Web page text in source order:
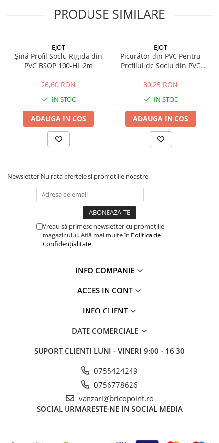
Reparare Beton, Subturnări și
Mortare Speciale
Gleturi
Profile Decorative
Ancadramente Uși și Ferestre
Solbancuri / Pervaze
Termosistem Decorativ
Brâuri Decorative
Plinte
Panouri Decorative 3D
Accesorii Montaj
Glafuri din Ceramică
Glafuri din Aluminiu
Tapet Fibră de Sticlă
Capace de Gard
Coșuri și Tubulatură Evacuare
PRODUSE SIMILARE
EJOT
Șină Profil Soclu Rigidă din
PVC BSOP 100-HL 2m
26,60 RON
IN STOC
ADAUGA IN COS
EJOT
Picurător din PVC Pentru
Profilul de Soclu din PVC
30,25 RON
IN STOC
ADAUGA IN COS
Newsletter Nu rata ofertele si promotiile noastre
Vreau să primesc newsletter cu promoțiile
magazinului. Află mai multe în Politica de
Confidențialitate
INFO COMPANIE
ACCES ÎN CONT
INFO CLIENT
DATE COMERCIALE
SUPORT CLIENTI LUNI - VINERI 9:00 - 16:30
0755424249
0756778626
vanzari@bricopoint.ro
SOCIAL URMARESTE-NE IN SOCIAL MEDIA